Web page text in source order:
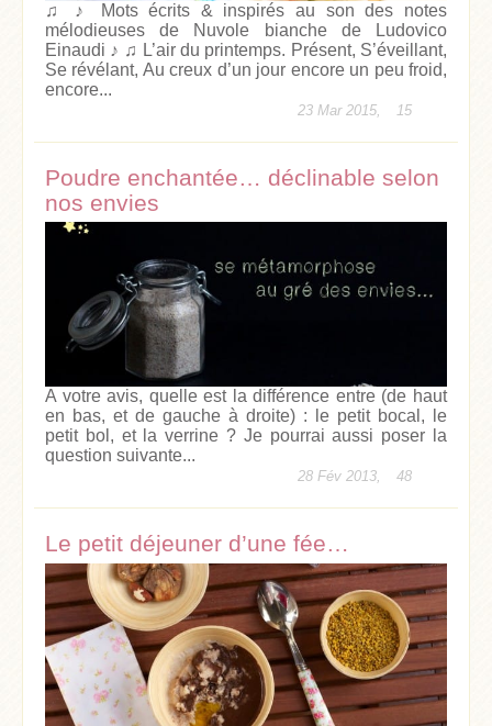
♫ ♪ Mots écrits & inspirés au son des notes
mélodieuses de Nuvole bianche de Ludovico
Einaudi ♪ ♫ L’air du printemps. Présent, S’éveillant,
Se révélant, Au creux d’un jour encore un peu froid,
encore...
23 Mar 2015, 15
Poudre enchantée… déclinable selon
nos envies
A votre avis, quelle est la différence entre (de haut
en bas, et de gauche à droite) : le petit bocal, le
petit bol, et la verrine ? Je pourrai aussi poser la
question suivante...
28 Fév 2013, 48
Le petit déjeuner d’une fée…